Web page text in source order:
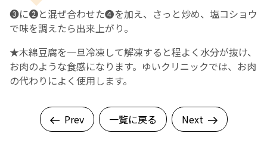
❸に❷と混ぜ合わせた❹を加え、さっと炒め、塩コショウ
で味を調えたら出来上がり。
★木綿豆腐を一旦冷凍して解凍すると程よく水分が抜け、
お肉のような食感になります。ゆいクリニックでは、お肉
の代わりによく使用します。
Prev 一覧に戻る Next